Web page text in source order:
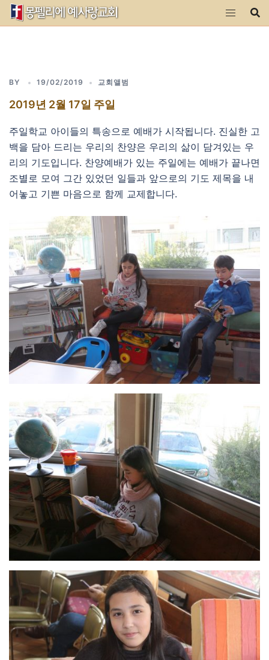
Skip
BY 19/02/2019 교회앨범
2019년 2월 17일 주일
주일학교 아이들의 특송으로 예배가 시작됩니다. 진실한 고
백을 담아 드리는 우리의 찬양은 우리의 삶이 담겨있는 우
리의 기도입니다. 찬양예배가 있는 주일에는 예배가 끝나면
조별로 모여 그간 있었던 일들과 앞으로의 기도 제목을 내
어놓고 기쁜 마음으로 함께 교제합니다.